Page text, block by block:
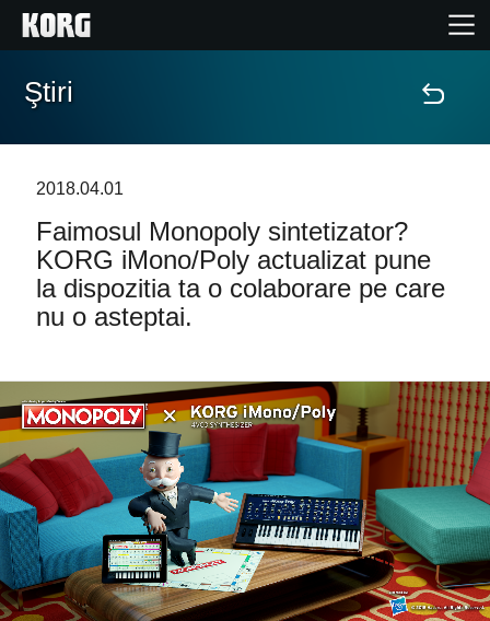
În Prim Plan
Eveniment
Găsește un Magazin
Ştiri
Locaţie
Social Media
Ştiri
2018.04.01
Faimosul Monopoly sintetizator?
KORG iMono/Poly actualizat pune
la dispozitia ta o colaborare pe care
nu o asteptai.